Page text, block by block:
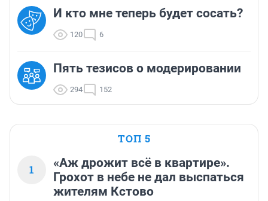
И кто мне теперь будет сосать?
120 6
Пять тезисов о модерировании
294 152
ТОП 5
1
«Аж дрожит всё в квартире».
Грохот в небе не дал выспаться
жителям Кстово